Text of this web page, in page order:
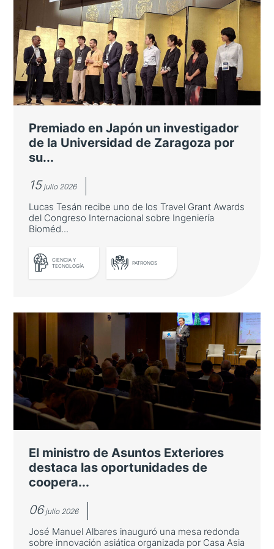
Premiado en Japón un investigador
de la Universidad de Zaragoza por
su...
15 julio 2026
Lucas Tesán recibe uno de los Travel Grant Awards
del Congreso Internacional sobre Ingeniería
Bioméd...
CIENCIA Y
TECNOLOGÍA
PATRONOS
Premiado en Japón un investigador
de la Universidad de Zaragoza por
sus avances en Inteligencia
Artificial
Lucas Tesán recibe uno de los Travel Grant
Awards del Congreso Internacional sobre
Matemática
El ministro de Asuntos Exteriores
destaca las oportunidades de
coopera...
06 julio 2026
José Manuel Albares inauguró una mesa redonda
sobre innovación asiática organizada por Casa Asia